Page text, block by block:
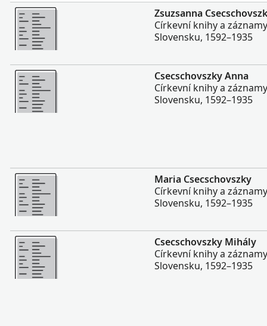
Více
Zsuzsanna
Církevní knihy a
Slovensku, 1592–1935
Více
Csecschovszky Anna
Církevní knihy a
Slovensku, 1592–1935
Více
Maria Csecschovszky
Církevní knihy a
Slovensku, 1592–1935
Více
Csecschovszky Mihály
Církevní knihy a
Slovensku, 1592–1935